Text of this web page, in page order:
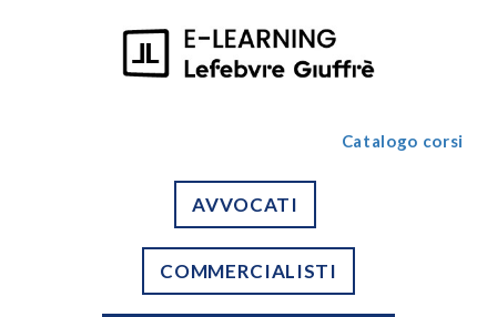
Catalogo corsi
AVVOCATI
COMMERCIALISTI